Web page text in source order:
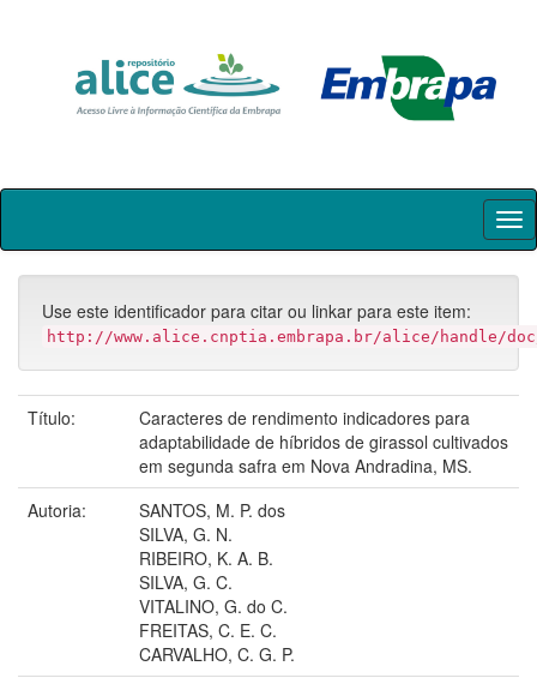
Skip
Use este identificador para citar ou linkar para este item:
http://www.alice.cnptia.embrapa.br/alice/handle/doc/
Título:
Caracteres de rendimento indicadores para
adaptabilidade de híbridos de girassol cultivados
em segunda safra em Nova Andradina, MS.
Autoria:
SANTOS, M. P. dos
SILVA, G. N.
RIBEIRO, K. A. B.
SILVA, G. C.
VITALINO, G. do C.
FREITAS, C. E. C.
CARVALHO, C. G. P.